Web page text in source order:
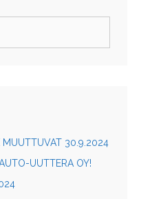
MUUTTUVAT 30.9.2024
UUTTERA OY!